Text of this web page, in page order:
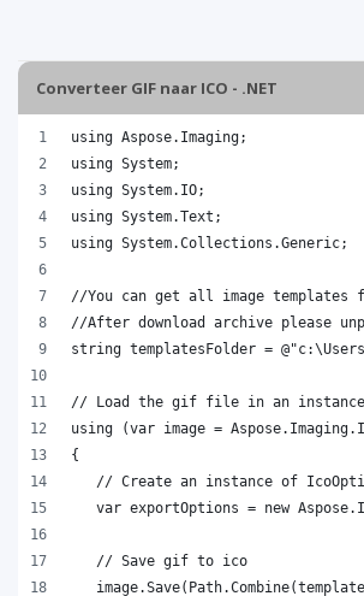
Converteer GIF naar ICO - .NET